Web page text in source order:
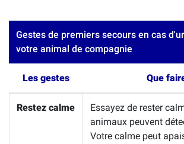
Gestes de premiers secours en cas
votre animal de compagnie
Les gestes Que
Restez calme
Essayez de rester
animaux peuvent
Votre calme peut